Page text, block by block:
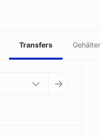
Transfers Gehälter